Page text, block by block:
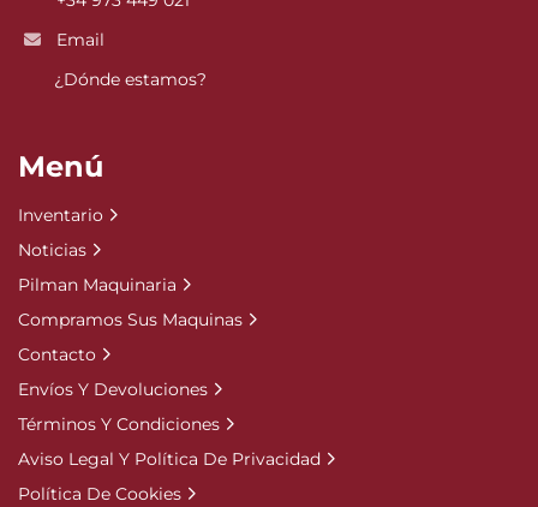
Email
¿Dónde estamos?
Menú
Inventario
Noticias
Pilman Maquinaria
Compramos Sus Maquinas
Contacto
Envíos Y Devoluciones
Términos Y Condiciones
Aviso Legal Y Política De Privacidad
Política De Cookies